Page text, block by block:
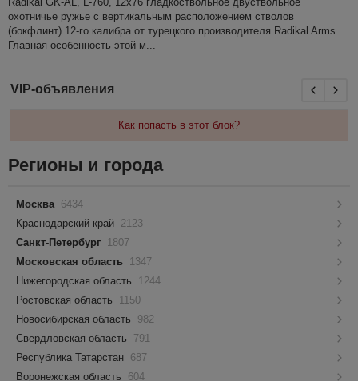
охотничье ружье с вертикальным расположением стволов
(бокфлинт) 12-го калибра от турецкого производителя Radikal Arms.
Главная особенность этой м...
VIP-объявления
Как попасть в этот блок?
Регионы и города
Москва 6434
Краснодарский край 2123
Санкт-Петербург
1807
Московская область
1347
Нижегородская область
1244
Ростовская область
1150
Новосибирская область
982
Свердловская область
791
Республика Татарстан 687
Воронежская область
604